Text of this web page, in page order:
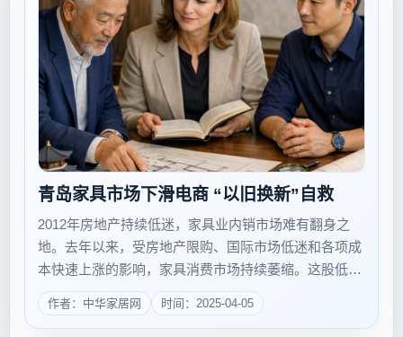
青岛家具市场下滑电商 “以旧换新”自救
2012年房地产持续低迷，家具业内销市场难有翻身之
地。去年以来，受房地产限购、国际市场低迷和各项成
本快速上涨的影响，家具消费市场持续萎缩。这股低迷
之风迅速席卷全国，作为沿海城市的青岛家具市场也被
裹挟其中，难逃清冷局面。 寒意浓浓 青岛家具商利
作者：中华家居网 时间：2025-04-05